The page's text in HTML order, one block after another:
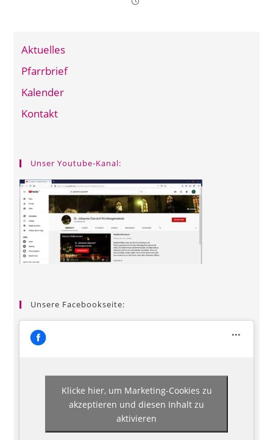
Aktuelles
Pfarrbrief
Kalender
Kontakt
Unser Youtube-Kanal:
Unsere Facebookseite:
Klicke hier, um Marketing-Cookies zu
akzeptieren und diesen Inhalt zu
aktivieren